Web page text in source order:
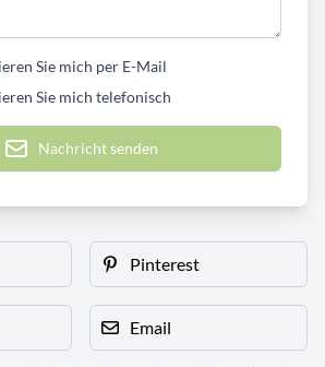
Sie mich per E-Mail
Sie mich telefonisch
Nachricht senden
Pinterest
Email